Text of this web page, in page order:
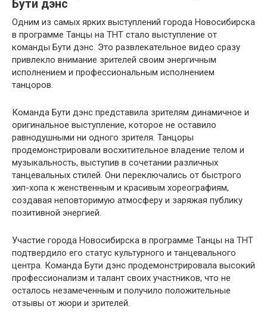
Бути дэнс
Одним из самых ярких выступлений города Новосибирска
в программе Танцы на ТНТ стало выступление от
команды Бути дэнс. Это развлекательное видео сразу
привлекло внимание зрителей своим энергичным
исполнением и профессиональным исполнением
танцоров.
Команда Бути дэнс представила зрителям динамичное и
оригинальное выступление, которое не оставило
равнодушными ни одного зрителя. Танцоры
продемонстрировали восхитительное владение телом и
музыкальность, выступив в сочетании различных
танцевальных стилей. Они переключались от быстрого
хип-хопа к женственным и красивым хореографиям,
создавая неповторимую атмосферу и заряжая публику
позитивной энергией.
Участие города Новосибирска в программе Танцы на ТНТ
подтвердило его статус культурного и танцевального
центра. Команда Бути дэнс продемонстрировала высокий
профессионализм и талант своих участников, что не
осталось незамеченным и получило положительные
отзывы от жюри и зрителей.